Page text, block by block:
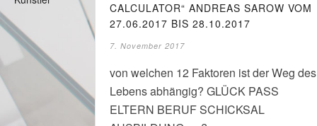
CALCULATOR“ ANDREAS SAROW VOM
27.06.2017 BIS 28.10.2017
7. November 2017
von welchen 12 Faktoren ist der Weg des
Lebens abhängig? GLÜCK PASS
ELTERN BERUF SCHICKSAL